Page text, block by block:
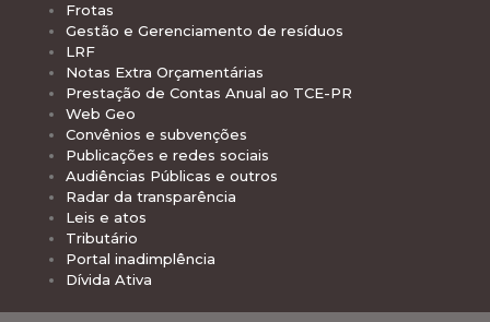
Frotas
Gestão e Gerenciamento de resíduos
LRF
Notas Extra Orçamentárias
Prestação de Contas Anual ao TCE-PR
Web Geo
Convênios e subvenções
Publicações e redes sociais
Audiências Públicas e outros
Radar da transparência
Leis e atos
Tributário
Portal inadimplência
Dívida Ativa